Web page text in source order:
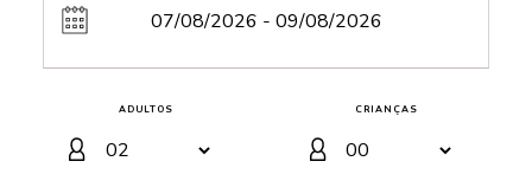
ADULTOS CRIANÇAS